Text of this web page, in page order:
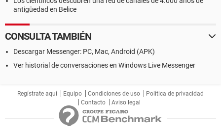
antigüedad en Belice
CONSULTA TAMBIÉN
Descargar Messenger: PC, Mac, Android (APK)
Ver historial de conversaciones en Windows Live Messenger
Regístrate aquí Equipo Condiciones de uso
Política de privacidad
Contacto
Aviso legal